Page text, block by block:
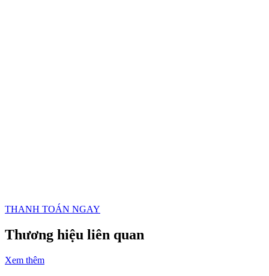
THANH TOÁN NGAY
Thương hiệu liên quan
Xem thêm